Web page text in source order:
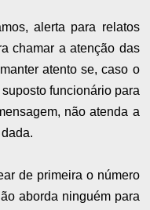
alerta para relatos
chamar a atenção das
atento se, caso o
funcionário para
não atenda a
de primeira o número
aborda ninguém para